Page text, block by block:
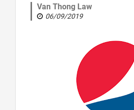
Van Thong Law
06/09/2019